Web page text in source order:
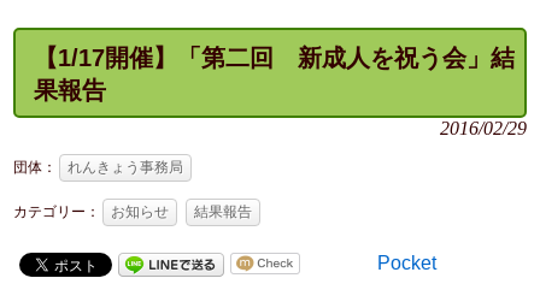
【1/17開催】「第二回 新成人を祝う会」結
果報告
2016/02/29
団体： れんきょう事務局
カテゴリー： お知らせ 結果報告
Pocket